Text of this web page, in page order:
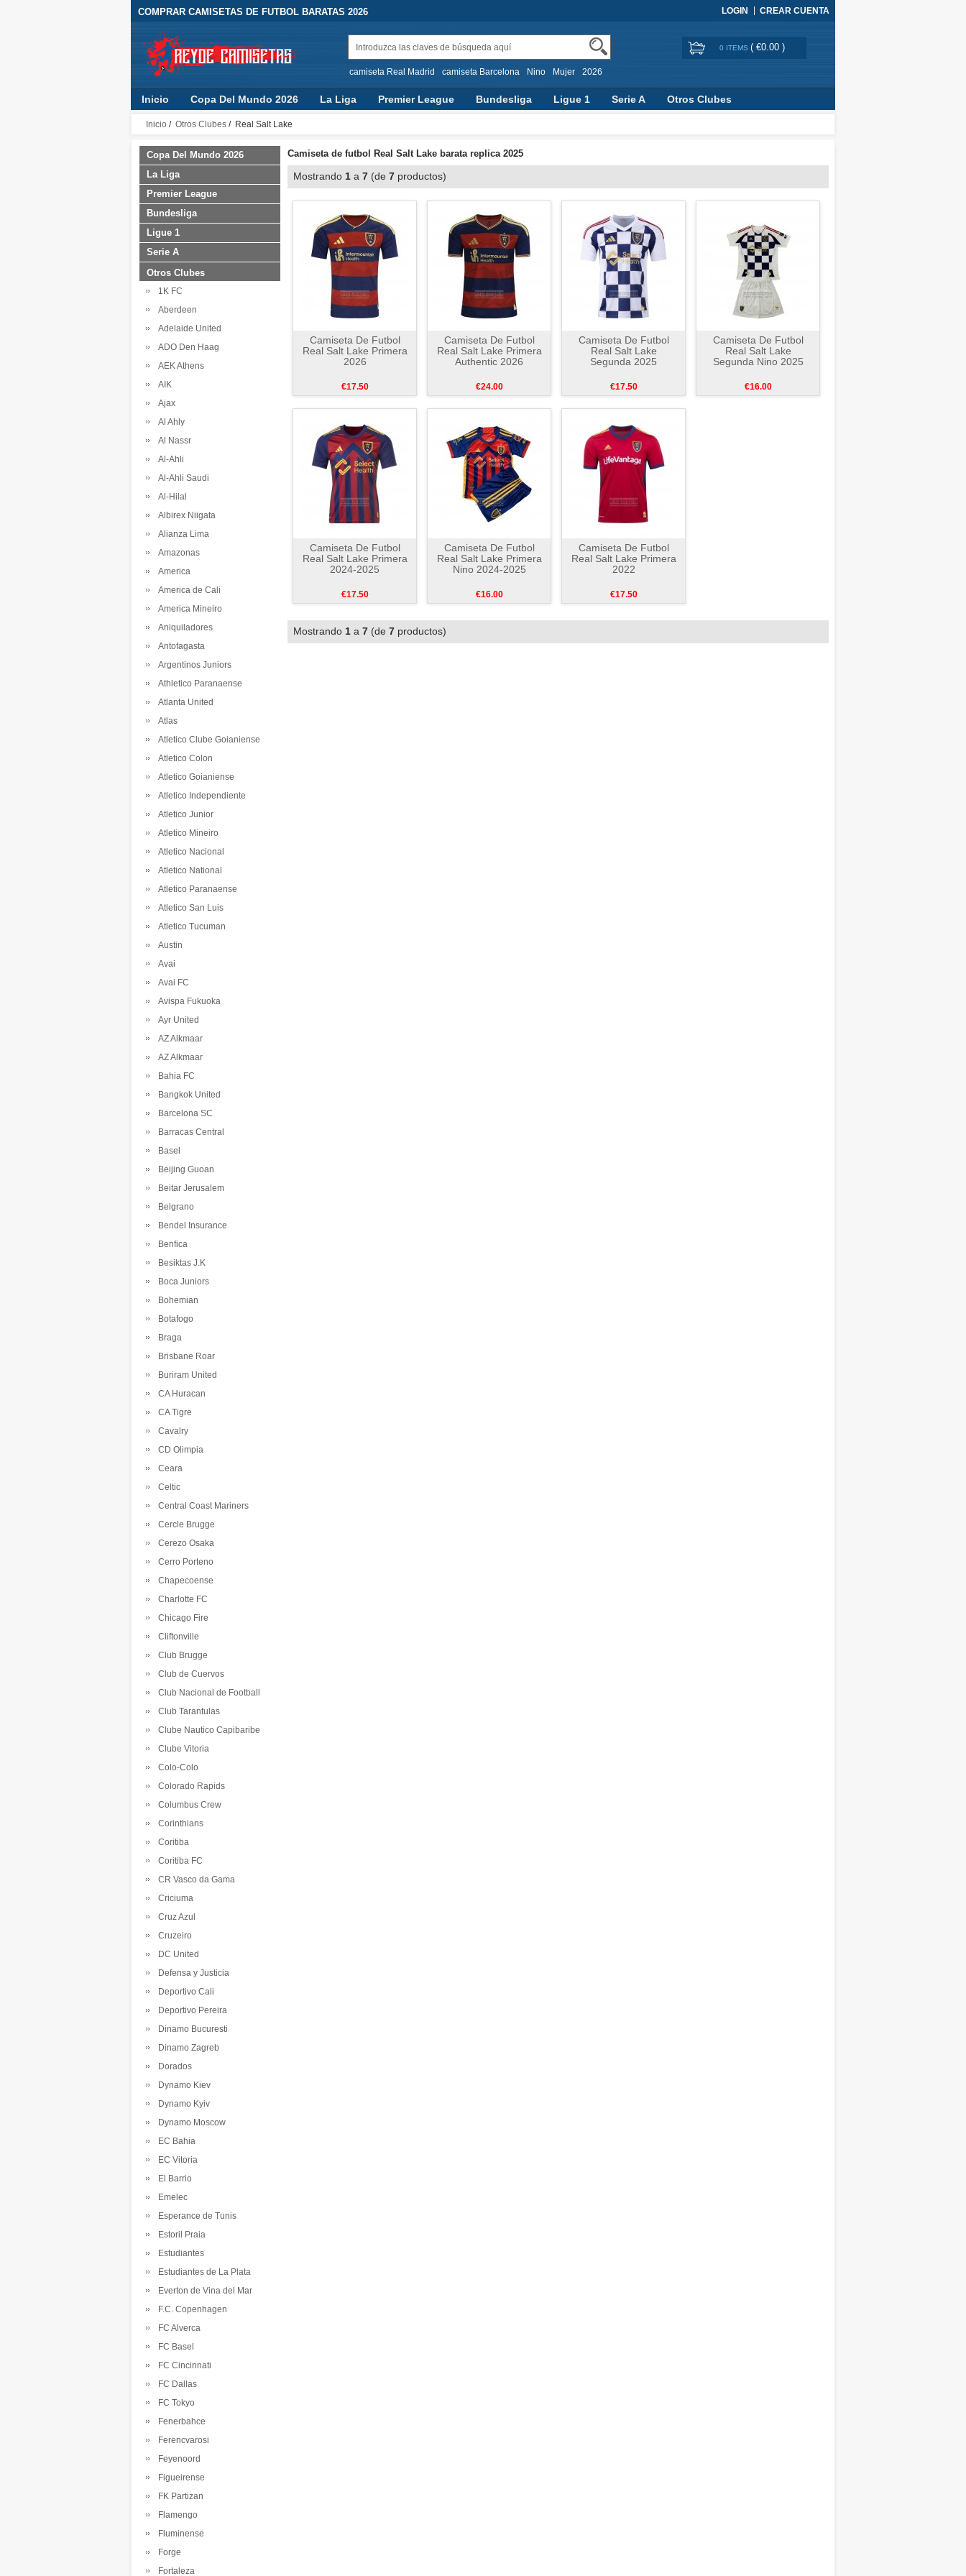
COMPRAR CAMISETAS DE FUTBOL BARATAS 2026 LOGIN CREAR CUENTA
camiseta Real Madrid camiseta Barcelona Nino Mujer 2026
0 ITEMS ( €0.00 )
Inicio Copa Del Mundo 2026 La Liga Premier League Bundesliga Ligue 1 Serie A Otros Clubes
Inicio / Otros Clubes / Real Salt Lake
Copa Del Mundo 2026
La Liga
Premier League
Bundesliga
Ligue 1
Serie A
Otros Clubes
1K FC
Aberdeen
Adelaide United
ADO Den Haag
AEK Athens
AIK
Ajax
Al Ahly
Al Nassr
Al-Ahli
Al-Ahli Saudi
Al-Hilal
Albirex Niigata
Alianza Lima
Amazonas
America
America de Cali
America Mineiro
Aniquiladores
Antofagasta
Argentinos Juniors
Athletico Paranaense
Atlanta United
Atlas
Atletico Clube Goianiense
Atletico Colon
Atletico Goianiense
Atletico Independiente
Atletico Junior
Atletico Mineiro
Atletico Nacional
Atletico National
Atletico Paranaense
Atletico San Luis
Atletico Tucuman
Austin
Avai
Avai FC
Avispa Fukuoka
Ayr United
AZ Alkmaar
AZ Alkmaar
Bahia FC
Bangkok United
Barcelona SC
Barracas Central
Basel
Beijing Guoan
Beitar Jerusalem
Belgrano
Bendel Insurance
Benfica
Besiktas J.K
Boca Juniors
Bohemian
Botafogo
Braga
Brisbane Roar
Buriram United
CA Huracan
CA Tigre
Cavalry
CD Olimpia
Ceara
Celtic
Central Coast Mariners
Cercle Brugge
Cerezo Osaka
Cerro Porteno
Chapecoense
Charlotte FC
Chicago Fire
Cliftonville
Club Brugge
Club de Cuervos
Club Nacional de Football
Club Tarantulas
Clube Nautico Capibaribe
Clube Vitoria
Colo-Colo
Colorado Rapids
Columbus Crew
Corinthians
Coritiba
Coritiba FC
CR Vasco da Gama
Criciuma
Cruz Azul
Cruzeiro
DC United
Defensa y Justicia
Deportivo Cali
Deportivo Pereira
Dinamo Bucuresti
Dinamo Zagreb
Dorados
Dynamo Kiev
Dynamo Kyiv
Dynamo Moscow
EC Bahia
EC Vitoria
El Barrio
Emelec
Esperance de Tunis
Estoril Praia
Estudiantes
Estudiantes de La Plata
Everton de Vina del Mar
F.C. Copenhagen
FC Alverca
FC Basel
FC Cincinnati
FC Dallas
FC Tokyo
Fenerbahce
Ferencvarosi
Feyenoord
Figueirense
FK Partizan
Flamengo
Fluminense
Forge
Fortaleza
Camiseta de futbol Real Salt Lake barata replica 2025
Mostrando 1 a 7 (de 7 productos)
Camiseta De Futbol
Real Salt Lake Primera
2026
€17.50
Camiseta De Futbol
Real Salt Lake Primera
Authentic 2026
€24.00
Camiseta De Futbol
Real Salt Lake
Segunda 2025
€17.50
Camiseta De Futbol
Real Salt Lake
Segunda Nino 2025
€16.00
Camiseta De Futbol
Real Salt Lake Primera
2024-2025
€17.50
Camiseta De Futbol
Real Salt Lake Primera
Nino 2024-2025
€16.00
Camiseta De Futbol
Real Salt Lake Primera
2022
€17.50
Mostrando 1 a 7 (de 7 productos)